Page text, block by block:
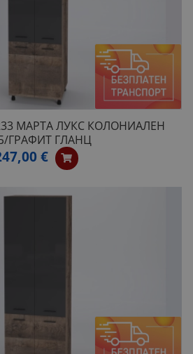
МАРТА ЛУКС КОЛОНИАЛЕН
ГРАФИТ ГЛАНЦ
€